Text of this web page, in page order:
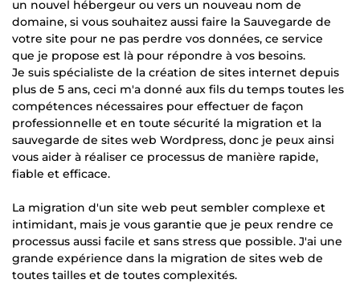
un nouvel hébergeur ou vers un nouveau nom de
domaine, si vous souhaitez aussi faire la Sauvegarde de
votre site pour ne pas perdre vos données, ce service
que je propose est là pour répondre à vos besoins.
Je suis spécialiste de la création de sites internet depuis
plus de 5 ans, ceci m'a donné aux fils du temps toutes les
compétences nécessaires pour effectuer de façon
professionnelle et en toute sécurité la migration et la
sauvegarde de sites web Wordpress, donc je peux ainsi
vous aider à réaliser ce processus de manière rapide,
fiable et efficace.
La migration d'un site web peut sembler complexe et
intimidant, mais je vous garantie que je peux rendre ce
processus aussi facile et sans stress que possible. J'ai une
grande expérience dans la migration de sites web de
toutes tailles et de toutes complexités.